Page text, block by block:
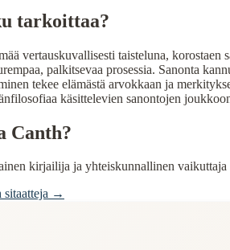
cultural wisdom
or writing
tarkoittaa?
vertauskuvallisesti taisteluna,
palkitsevaa prosessia. Sanonta
tekee elämästä arvokkaan ja
käsittelevien sanontojen
Canth?
kirjailija ja yhteiskunnallinen vaikuttaja
sitaatteja →